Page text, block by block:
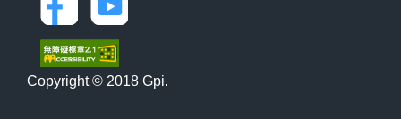
Copyright © 2018 Gpi.